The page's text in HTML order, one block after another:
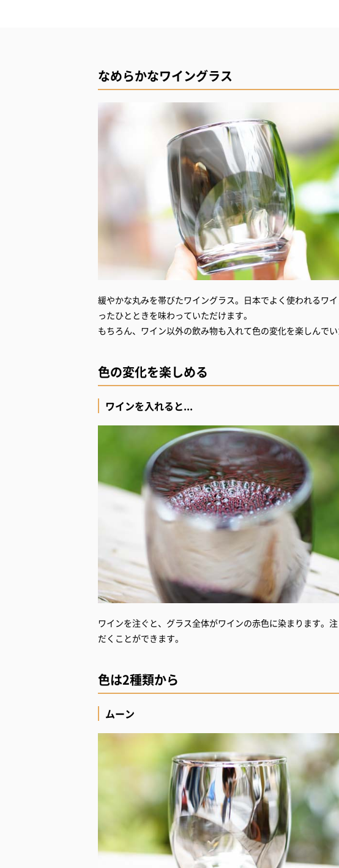
なめらかなワイングラス
緩やかな丸みを帯びたワイングラス。日本でよく使われるワ
ったひとときを味わっていただけます。
もちろん、ワイン以外の飲み物も入れて色の変化を楽しんでい
色の変化を楽しめる
ワインを入れると...
ワインを注ぐと、グラス全体がワインの赤色に染まります。
色は2種類から
ムーン